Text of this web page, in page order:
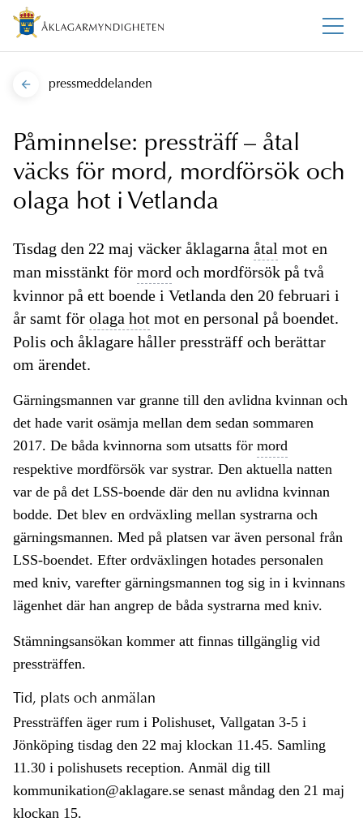
pressmeddelanden
Påminnelse: pressträff – åtal
väcks för mord, mordförsök och
olaga hot i Vetlanda
Tisdag den 22 maj väcker åklagarna åtal mot en
man misstänkt för mord och mordförsök på två
kvinnor på ett boende i Vetlanda den 20 februari i
år samt för olaga hot mot en personal på boendet.
Polis och åklagare håller pressträff och berättar
om ärendet.
Gärningsmannen var granne till den avlidna kvinnan och
det hade varit osämja mellan dem sedan sommaren
2017. De båda kvinnorna som utsatts för mord
respektive mordförsök var systrar. Den aktuella natten
var de på det LSS-boende där den nu avlidna kvinnan
bodde. Det blev en ordväxling mellan systrarna och
gärningsmannen. Med på platsen var även personal från
LSS-boendet. Efter ordväxlingen hotades personalen
med kniv, varefter gärningsmannen tog sig in i kvinnans
lägenhet där han angrep de båda systrarna med kniv.
Stämningsansökan kommer att finnas tillgänglig vid
pressträffen.
Tid, plats och anmälan
Pressträffen äger rum i Polishuset, Vallgatan 3-5 i
Jönköping tisdag den 22 maj klockan 11.45. Samling
11.30 i polishusets reception. Anmäl dig till
kommunikation@aklagare.se senast måndag den 21 maj
klockan 15.